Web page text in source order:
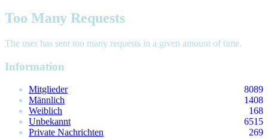
Too Many Requests
The user has sent too many requests in a given amount of time.
Information
Mitglieder
8089
Männlich
1408
Weiblich
168
Unbekannt
6515
Private Nachrichten
269